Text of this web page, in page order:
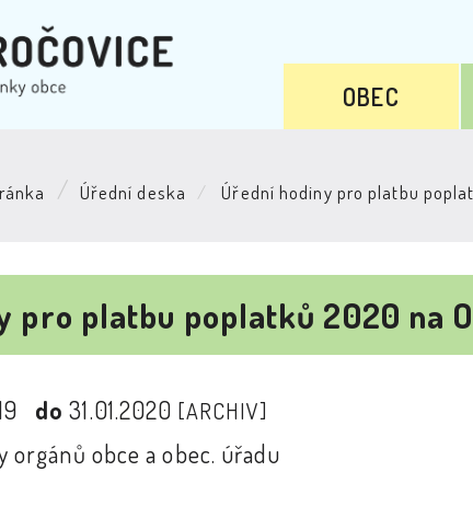
OBEC
Úřední deska Úřední hodiny pro platbu
pro platbu poplatků 2020 na
do31.01.2020 [ARCHIV]
orgánů obce a obec. úřadu